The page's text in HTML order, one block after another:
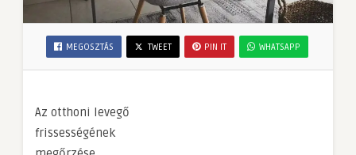
MEGOSZTÁS TWEET PIN IT WHATSAPP
Az otthoni levegő
frissességének